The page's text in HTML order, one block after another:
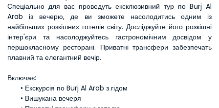
Спеціально для вас проведуть ексклюзивний тур по Burj Al
Arab із вечерю, де ви зможете насолодитись одним із
найбільших розкішних готелів світу. Досліджуйте його розкішні
інтер'єри та насолоджуйтесь гастрономічним досвідом у
першокласному ресторані. Приватні трансфери забезпечать
плавний та елегантний вечір.
Включає:
Екскурсія по Burj Al Arab з гідом
Вишукана вечеря